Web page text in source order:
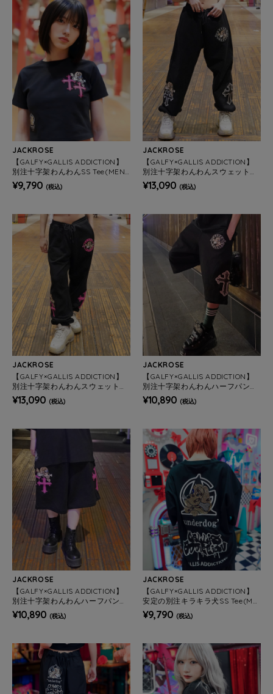
JACKROSE
【GALFY×GALLIS ADDICTION】
別注十字架わんわんSS Tee(MEN
S/WOMENS)
¥9,790 (税込)
JACKROSE
【GALFY×GALLIS ADDICTION】
別注十字架わんわんスウェットパ
ンツ(MENS/WOMENS)
¥13,090 (税込)
JACKROSE
【GALFY×GALLIS ADDICTION】
別注十字架わんわんスウェットパ
ンツ(MENS/WOMENS)
¥13,090 (税込)
JACKROSE
【GALFY×GALLIS ADDICTION】
別注十字架わんわんハーフパンツ
(MENS/WOMENS)
¥10,890 (税込)
JACKROSE
【GALFY×GALLIS ADDICTION】
別注十字架わんわんハーフパンツ
(MENS/WOMENS)
¥10,890 (税込)
JACKROSE
【GALFY×GALLIS ADDICTION】
安定の別注キラキラ犬SS Tee(ME
NS)
¥9,790 (税込)